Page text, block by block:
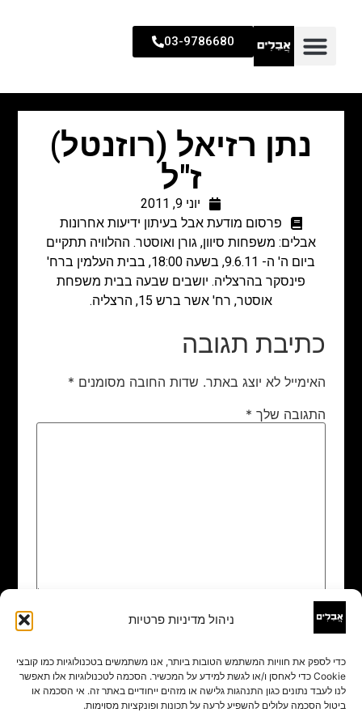
ניהול מדיניות פרטיות
כדי לספק את חוויות המשתמש הטובות ביותר, אנו משתמשים בטכנולוגיות כמו קובצי
Cookie כדי לאחסן ו/או לגשת למידע על המכשיר. הסכמה לטכנולוגיות אלו תאפשר
לנו לעבד נתונים כגון התנהגות גלישה או מזהים ייחודיים באתר זה. אי הסכמה או
ביטול הסכמה עלולים להשפיע לרעה על תכונות ופונקציות מסוימות.
03-9786680
נתן רזיאל (רוזנטל)
ז"ל
יוני 9, 2011
פרסום מודעת אבל בעיתון ידיעות אחרונות
אבלים: משפחות סיוון, גורן ואוסטר. ההלוויה תתקיים
ביום ה' ה- 9.6.11, בשעה 18:00, בבית העלמין ברח'
פינסקר בהרצליה. יושבים שבעה בבית משפחת
אוסטר, רח' אשר ברש 15, הרצליה.
כתיבת תגובה
האימייל לא יוצג באתר. שדות החובה מסומנים *
התגובה שלך *
שם
אימייל*